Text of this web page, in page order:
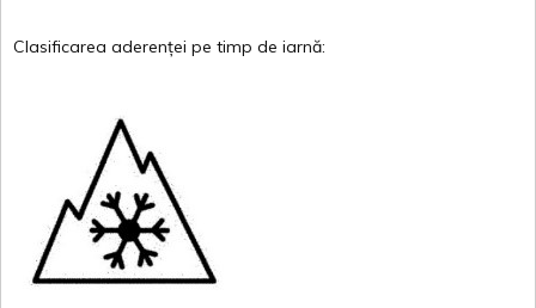
Clasificarea aderenței pe timp de iarnă: